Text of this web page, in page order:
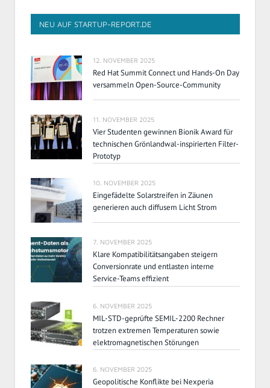
NEU AUF STARTUP-REPORT.DE
12. NOVEMBER 2025
Red Hat Summit Connect und Hands-On Day
versammeln Open-Source-Community
11. NOVEMBER 2025
Vier Studenten gewinnen Bionik Award für
technischen Grönlandwal-inspirierten Filter-
Prototyp
10. NOVEMBER 2025
Eingefädelte Solarstreifen in Zäunen
generieren auch diffusem Licht Strom
7. NOVEMBER 2025
Klare Kompatibilitätsangaben steigern
Conversionrate und entlasten interne
Service-Teams effizient
6. NOVEMBER 2025
MIL-STD-geprüfte SEMIL-2200 Rechner
trotzen extremen Temperaturen sowie
elektromagnetischen Störungen
6. NOVEMBER 2025
Geopolitische Konflikte bei Nexperia